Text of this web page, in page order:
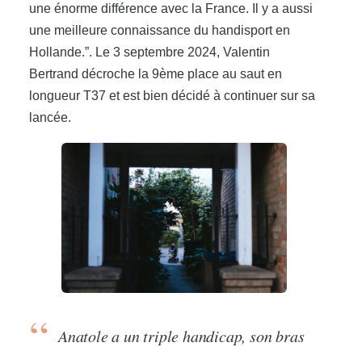
une énorme différence avec la France. Il y a aussi
une meilleure connaissance du handisport en
Hollande.”. Le 3 septembre 2024, Valentin
Bertrand décroche la 9ème place au saut en
longueur T37 et est bien décidé à continuer sur sa
lancée.
Anatole a un triple handicap, son bras